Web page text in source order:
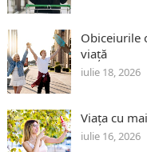
Obiceiurile
viață
iulie 18, 2026
Viața cu
iulie 16, 2026